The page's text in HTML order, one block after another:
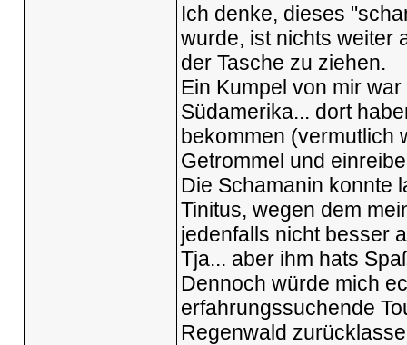
Ich denke, dieses
wurde, ist nichts weiter
der Tasche zu ziehen.
Ein Kumpel von mir
Südamerika... dort
bekommen (vermutlich
Getrommel und
Die Schamanin konnte
Tinitus, wegen dem
jedenfalls nicht besser
Tja... aber ihm hats
Dennoch würde mich
erfahrungssuchende
Regenwald